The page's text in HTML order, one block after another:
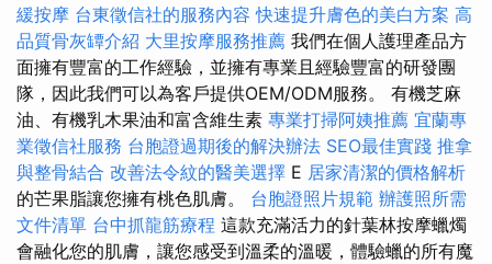
緩按摩 台東徵信社的服務內容 快速提升膚色的美白方案 高
品質骨灰罈介紹 大里按摩服務推薦 我們在個人護理產品方
面擁有豐富的工作經驗，並擁有專業且經驗豐富的研發團
隊，因此我們可以為客戶提供OEM/ODM服務。 有機芝麻
油、有機乳木果油和富含維生素 專業打掃阿姨推薦 宜蘭專
業徵信社服務 台胞證過期後的解決辦法 SEO最佳實踐 推拿
與整骨結合 改善法令紋的醫美選擇 E 居家清潔的價格解析
的芒果脂讓您擁有桃色肌膚。 台胞證照片規範 辦護照所需
文件清單 台中抓龍筋療程 這款充滿活力的針葉林按摩蠟燭
會融化您的肌膚，讓您感受到溫柔的溫暖，體驗蠟的所有魔